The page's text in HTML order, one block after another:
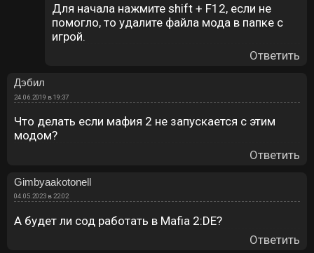
Для начала нажмите shift + F12, если не
помогло, то удалите файла мода в папке с
игрой.
Ответить
Дэбил
24.06.2019 в 19:37
Что делать если мафия 2 не запускается с этим
модом?
Ответить
Gimbyaakotonell
04.05.2023 в 22:02
А будет ли сод работать в Mafia 2:DE?
Ответить